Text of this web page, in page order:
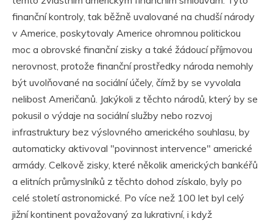
finanční kontroly, tak běžně uvalované na chudší národy
v Americe, poskytovaly Americe ohromnou politickou
moc a obrovské finanční zisky a také žádoucí příjmovou
nerovnost, protože finanční prostředky národa nemohly
být uvolňované na sociální účely, čímž by se vyvolala
nelibost Američanů. Jakýkoli z těchto národů, který by se
pokusil o výdaje na sociální služby nebo rozvoj
infrastruktury bez výslovného amerického souhlasu, by
automaticky aktivoval "povinnost intervence" americké
armády. Celkově zisky, které několik amerických bankéřů
a elitních průmyslníků z těchto dohod získalo, byly po
celé století astronomické. Po více než 100 let byl celý
jižní kontinent považovaný za lukrativní, i když